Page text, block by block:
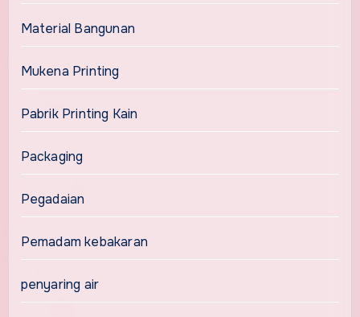
Material Bangunan
Mukena Printing
Pabrik Printing Kain
Packaging
Pegadaian
Pemadam kebakaran
penyaring air